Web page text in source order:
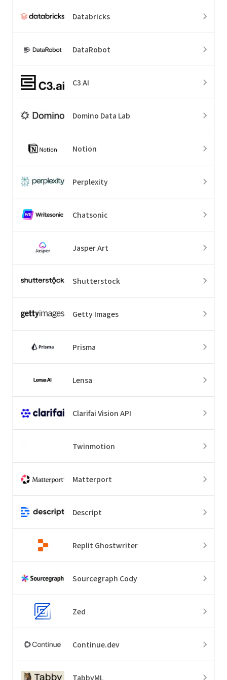
Databricks
DataRobot
C3 AI
Domino Data Lab
Notion
Perplexity
Chatsonic
Jasper Art
Shutterstock
Getty Images
Prisma
Lensa
Clarifai Vision API
Twinmotion
Matterport
Descript
Replit Ghostwriter
Sourcegraph Cody
Zed
Continue.dev
TabbyML